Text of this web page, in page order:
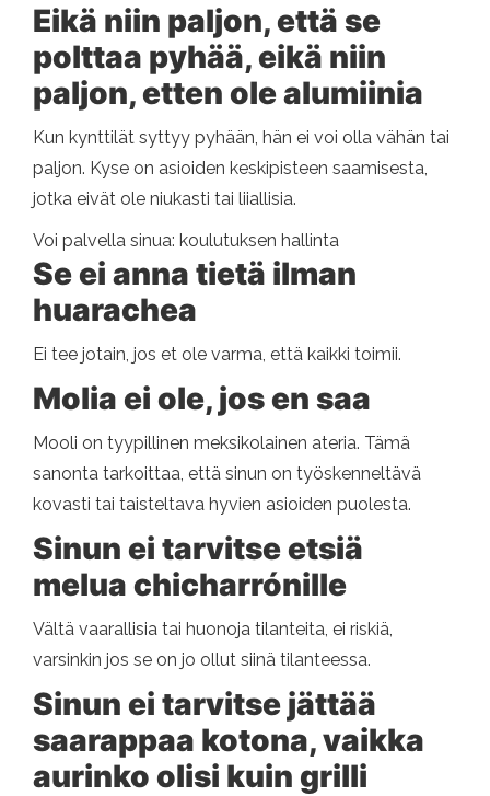
Eikä niin paljon, että se
polttaa pyhää, eikä niin
paljon, etten ole alumiinia
Kun kynttilät syttyy pyhään, hän ei voi olla vähän tai
paljon. Kyse on asioiden keskipisteen saamisesta,
jotka eivät ole niukasti tai liiallisia.
Voi palvella sinua: koulutuksen hallinta
Se ei anna tietä ilman
huarachea
Ei tee jotain, jos et ole varma, että kaikki toimii.
Molia ei ole, jos en saa
Mooli on tyypillinen meksikolainen ateria. Tämä
sanonta tarkoittaa, että sinun on työskenneltävä
kovasti tai taisteltava hyvien asioiden puolesta.
Sinun ei tarvitse etsiä
melua chicharrónille
Vältä vaarallisia tai huonoja tilanteita, ei riskiä, ​​
varsinkin jos se on jo ollut siinä tilanteessa.
Sinun ei tarvitse jättää
saarappaa kotona, vaikka
aurinko olisi kuin grilli